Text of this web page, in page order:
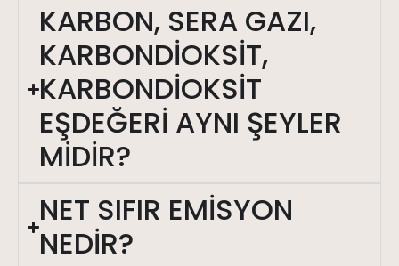
KARBON, SERA GAZI,
KARBONDİOKSİT,
KARBONDİOKSİT
EŞDEĞERİ AYNI ŞEYLER
MİDİR?
NET SIFIR EMİSYON
NEDİR?